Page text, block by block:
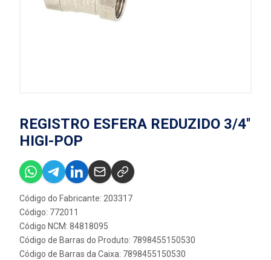
REGISTRO ESFERA REDUZIDO 3/4''
HIGI-POP
Código do Fabricante: 203317
Código: 772011
Código NCM: 84818095
Código de Barras do Produto: 7898455150530
Código de Barras da Caixa: 7898455150530